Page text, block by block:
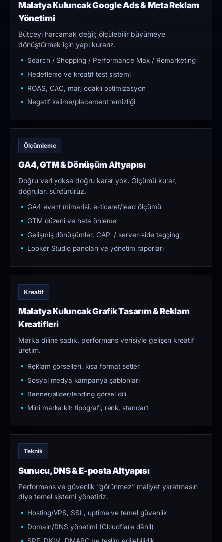
Malatya Kuluncak Google Ads & Meta Reklam
Yönetimi
Bütçeyi harcamak değil; ölçülebilir büyümeye
dönüştürmek için yapı kurarız.
Search / Shopping / Performance Max / Remarketing
Hedefleme ve kreatif test sistemi
ROAS, CAC, marj odaklı optimizasyon
Negatif kelime/placement temizliği
Ölçümleme
GA4, GTM & Dönüşüm Altyapısı
Doğru veri yoksa doğru karar yok. Ölçümü kurar,
doğrular, sürdürürüz.
GA4 event mimarisi, e-ticaret/lead ölçümü
GTM düzeni ve hata önleme
Gelişmiş dönüşümler, CAPI / server-side tagging
Looker Studio panoları ve yönetim raporları
Kreatif
Malatya Kuluncak Grafik Tasarım & Reklam
Kreatifleri
Marka diline sadık, performans verisiyle gelişen kreatif
üretim.
Reklam görselleri, kısa format setler
Sosyal medya kampanya şablonları
Banner/slider/landing görsel dili
Mini marka kit: tipografi, renk, standart
Teknik
Sunucu, DNS & E-posta Altyapısı
Performans ve güvenlik “görünmez” maliyet yaratmasın
diye temel sistemi yönetiriz.
Hosting/VPS, SSL, uptime ve temel güvenlik
Domain/DNS yönetimi (Cloudflare dâhil)